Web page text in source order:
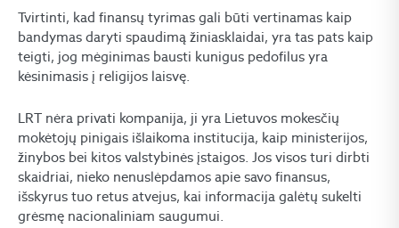
Tvirtinti, kad finansų tyrimas gali būti vertinamas kaip
bandymas daryti spaudimą žiniasklaidai, yra tas pats kaip
teigti, jog mėginimas bausti kunigus pedofilus yra
kėsinimasis į religijos laisvę.
LRT nėra privati kompanija, ji yra Lietuvos mokesčių
mokėtojų pinigais išlaikoma institucija, kaip ministerijos,
žinybos bei kitos valstybinės įstaigos. Jos visos turi dirbti
skaidriai, nieko nenuslėpdamos apie savo finansus,
išskyrus tuo retus atvejus, kai informacija galėtų sukelti
grėsmę nacionaliniam saugumui.